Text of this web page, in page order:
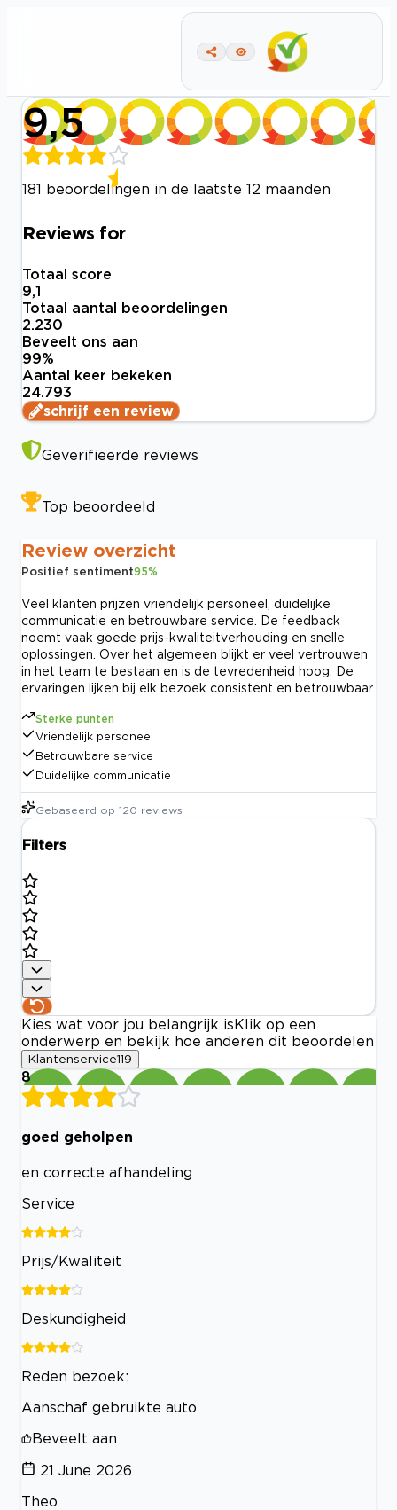
9,5
181 beoordelingen in de laatste 12 maanden
Reviews for
Totaal score
9,1
Totaal aantal beoordelingen
2.230
Beveelt ons aan
99%
Aantal keer bekeken
24.793
schrijf een review
Geverifieerde reviews
Top beoordeeld
Review overzicht
Positief sentiment95%
Veel klanten prijzen vriendelijk personeel, duidelijke
communicatie en betrouwbare service. De feedback
noemt vaak goede prijs-kwaliteitverhouding en snelle
oplossingen. Over het algemeen blijkt er veel vertrouwen
in het team te bestaan en is de tevredenheid hoog. De
ervaringen lijken bij elk bezoek consistent en betrouwbaar.
Sterke punten
Vriendelijk personeel
Betrouwbare service
Duidelijke communicatie
Gebaseerd op 120 reviews
Filters
Kies wat voor jou belangrijk is Klik op een
onderwerp en bekijk hoe anderen dit beoordelen
Klantenservice119
8
goed geholpen
en correcte afhandeling
Service
Prijs/Kwaliteit
Deskundigheid
Reden bezoek:
Aanschaf gebruikte auto
Beveelt aan
21 June 2026
Theo